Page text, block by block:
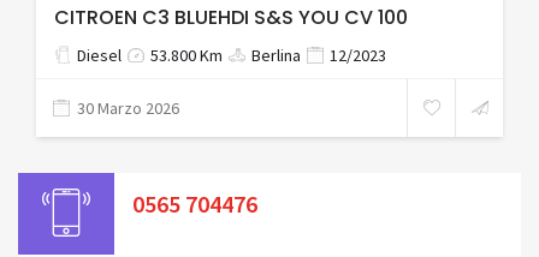
CITROEN C3 BLUEHDI S&S YOU CV 100
Diesel 53.800 Km Berlina 12/2023
30 Marzo 2026
0565 704476